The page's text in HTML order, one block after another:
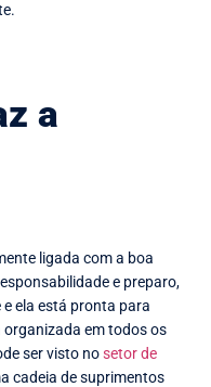
a
ligada com a boa
e preparo,
ela está pronta para
em todos os
ser visto nosetor de
cadeia de suprimentos